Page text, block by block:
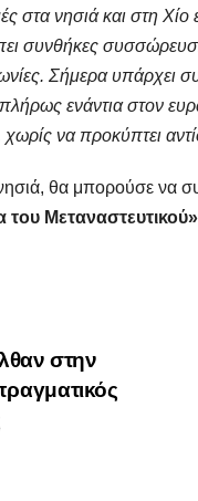
στα νησιά και στη
συνθήκες
Σήμερα
ενάντια στον
να προκύπτει
θα μπορούσε να
του
στην